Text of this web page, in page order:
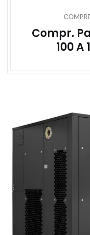
Compr.
100 A